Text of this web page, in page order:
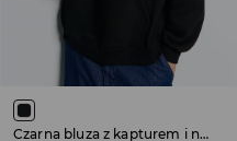
Czarna bluza z kapturem i nadrukiem Bobka z Muminków